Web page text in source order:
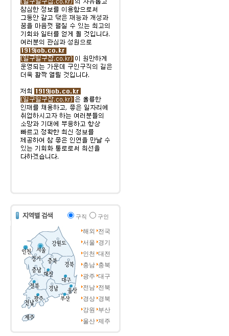
구직 구인
해외
전국
서울 경기
인천 대전
충남 충북
광주 대구
전남 전북
경상 경북
강원
부산
울산 제주